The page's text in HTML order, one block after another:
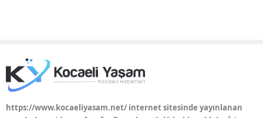
https://www.kocaeliyasam.net/ internet sitesinde yayınlanan